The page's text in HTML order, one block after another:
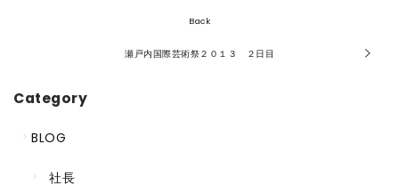
Back
瀬戸内国際芸術祭２０１３ ２日目
Category
BLOG
社長